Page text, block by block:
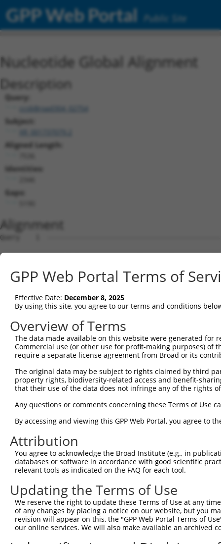
GPP Web Portal Public Site
Nucleotide Global Alignment
Description
Query:
ccsbBroad304_02754
Subject:
Aligned Length:
Identities:
Gaps:
Alignment
Query    1  --------------------------------------------------------------------------  0
                                                                                      
Sbjct    1  GTTTCTATAGCAACCACCCCAGGTCCACGCCTAGACGGCGAGTGGCAAGGGTCAAAATAGATTCGCCCAGTAGA  74

Query    1  --------------------------------------------------------------------------  0
                                                                                      
Sbjct   75  CGCCCTCGACCTGTTCGGTCCTCGCCTTCAGTGCGATAGACCTTTAAGCGTCACGTGACTCCCCTCGGGCTTGT  148

Query    1  --------------------------------------------------------------------------  0
                                                                                      
Sbjct  149  CCCCTCCTCTTTCCCCTCCCCAGGCCCAGGCGAGCGCTGGTGTGGACGGGAAGCTCCCGGCCCGGCGAACTAAC  222

Query    1  -------------------------------------------------------------ATGGAAGTGAGAA  13
                                                                         |||||||||||||
Sbjct  223  TGGAGCACGGAGCTGCAGCCGGTTGGGCCGGTGTACTTTCCCGCTCTGGAAAGGAAGAGAAATGGAAGTGAGAA  296

Query   14  AGTTGAGCATTTCCTGGCAGTTCTTGATAGTTCTGGTTCTGATCCTGCAAATTCTGTCTGCGTTGGATTTTGAC  87
            ||||||||||||||||||||||||||||||||||||||||||||||||||||||||||||||||||||||||||
Sbjct  297  AGTTGAGCATTTCCTGGCAGTTCTTGATAGTTCTGGTTCTGATCCTGCAAATTCTGTCTGCGTTGGATTTTGAC  370

Query   88  CCATACAGAGTCCTAGGGGTCAGCCGAACAGCCAGTCAGGCTGATATTAAAAAGGCTTATAAGAAGCTCGCCCG  161
            ||||||||||||||||||||||||||||||||||||||||||||||||||||||||||||||||||||||||||
Sbjct  371  CCATACAGAGTCCTAGGGGTCAGCCGAACAGCCAGTCAGGCTGATATTAAAAAGGCTTATAAGAAGCTCGCCCG  444

Query  162  GGAATGGCATCCTGACAAAAACAAAGATCCTGGAGCAGAAGACAAGTTCATTCAAATCAGTAAGGCTTACGAGA  235
            ||||||||||||||||||||||||||||||||||||||||||||||||||||||||||||||||||||||||||
Sbjct  445  GGAATGGCATCCTGACAAAAACAAAGATCCTGGAGCAGAAGACAAGTTCATTCAAATCAGTAAGGCTTACGAGA  518

Query  236  TTCTTTCAAATGAAGAAAAGAGATCAAATTATGATCAATATGGAGACGCTGGAGAGAACCAGGGCTACCAGAAG  309
            ||||||||||||||||||||||||||||||||||||||||||||||||||||||||||||||||||||||||||
Sbjct  519  TTCTTTCAAATGAAGAAAAGAGATCAAATTATGATCAATATGGAGACGCTGGAGAGAACCAGGGCTACCAGAAG  592

Query  310  CAGCAACAGCAGCGAGAGTATCGCTTCCGCCATTTCCATGAAAATTTTTATTTTGATGAATCCTTTTTTCACTT  383
            ||||||||||||||||||||||||||||||||||||||||||||||||||||||||||||||||||||||||||
Sbjct  593  CAGCAACAGCAGCGAGAGTATCGCTTCCGCCATTTCCATGAAAATTTTTATTTTGATGAATCCTTTTTTCACTT  666

Query  384  CCCTTTTAATTCTGAACGGCGGGACTCAATTGACGAAAAGTATTTATTGCACTTTTCACATTATGTGAATGAAG  457
            ||||||||||||||||||||||||||||||||||||||||||||||||||||||||||||||||||||||||||
Sbjct  667  CCCTTTTAATTCTGAACGGCGGGACTCAATTGACGAAAAGTATTTATTGCACTTTTCACATTATGTGAATGAAG  740

Query  458  TGGTTCCAGATAGCTTCAAGAAACCCTACCTCATCAAGATCACCTCCGATTGGTGCTTTAGCTGCATTCATATC  531
            ||||||||||||||||||||||||||||||||||||||||||||||||||||||||||||||||||||||||||
Sbjct  741  TGGTTCCAGATAGCTTCAAGAAACCCTACCTCATCAAGATCACCTCCGATTGGTGCTTTAGCTGCATTCATATC  814

Query  532  GAGCCTGTGTGGAAAGAAGTCATTCAAGAACTGGAAGAATTGGGTGTAGGAATTGGCGTGGTCCATGCTGGGTA  605
            ||||||||||||||||||||||||||||||||||||||||||||||||||||||||||||||||||||||||||
Sbjct  815  GAGCCTGTGTGGAAAGAAGTCATTCAAGAACTGGAAGAATTGGGTGTAGGAATTGGCGTGGTCCATGCTGGGTA  888

Query  606  TGAGAGACGCCTGGCCCATCACCTAGGGGCACACAGCACGCCCTCTATCCTAGGAATCATTAACGGGAAAATCT  679
            ||||||||||||||||||||||||||||||||||||||||||||||||||||||||||||||||||||||||||
Sbjct  889  TGAGAGACGCCTGGCCCATCACCTAGGGGCACACAGCACGCCCTCTATCCTAGGAATCATTAACGGGAAAATCT  962

Query  680  CCTTCTTCCACAATGCAGTTGTCCGTGAAAATCTGCGACAATTTGTAGAAAGTCTTCTTCCAGGGAACTTGGTG  753
            ||||||||||||||||||||||||||||||||||||||||||||||||||||||||||||||||||||||||||
Sbjct  963  CCTTCTTCCACAATGCAGTTGTCCGTGAAAATCTGCGACAATTTGTAGAAAGTCTTCTTCCAGGGAACTTGGTG  1036

Query  754  GAGAAAGTTACAAATAAAAATTACGTCAGATTCCTCTCTGGCTGGCAGCAAGAGAATAAGCCTCATGTCCTTCT  827
            ||||||||||||||||||||||||||||||||||||||||||||||||||||||||||||||||||||||||||
Sbjct 1037  GAGAAAGTTACAAATAAAAATTACGTCAGATTCCTCTCTGGCTGGCAGCAAGAGAATAAGCCTCATGTCCTTCT  1110

Query  828  GTTTGACCAAACGCCCATTGTGCCACTGTTATACAAGTTGACTGCCTTTGCATACAAAGATTATTTATCATTTG  901
            ||||||||||||||||||||||||||||||||||||||||||||||||||||||||||||||||||||||||||
Sbjct 1111  GTTTGACCAAACGCCCATTGTGCCACTGTTATACAAGTTGACTGCCTTTGCATACAAAGATTATTTATCATTTG  1184

Query  902  GATATGTATATGTGGGTTTGAGAGGGACGGAAGAGATGACAAGGCGGTACAACATCAATATCTACGCCCCTACC  975
            ||||||||||||||||||||||||||||||||||||||||||||||||||||||||||||||||||||||||||
Sbjct 1185  GATATGTATATGTGGGTTTGAGAGGGACGGAAGAGATGACAAGGCGGTACAACATCAATATCTACGCCCCTACC  1258

Query  976  CTCTTGGTCTTTAAAGAACATATAAACAGGCCTGCCGATGTTATCCAGGCCCGAGGTATGAAGAAGCAAATCAT  1049
            ||||||||||||||||||||||||||||||||||||||||||||||||||||||||||||||||||||||||||
Sbjct 1259  CTCTTGGTCTTTAAAGAACATATAAACAGGCCTGCCGATGTTATCCAGGCCCGAGGTATGAAGAAGCAAATCAT  1332

Query 1050  TGACGACTTCATCACCCGAAACAAATATCTATTGGCAGCCAGGCTCACCAGCCAGAAGTTGTTCCATGAACTCT  1123
            ||||||||||||||||||||||||||||||||||||||||||||||||||||||||||||||||||||||||||
Sbjct 1333  TGACGACTTCATCACCCGAAACAAATATCTATTGGCAGCCAGGCTCACCAGCCAGAAGTTGTTCCATGAACTCT  1406

Query 1124  GCCCTGTGAAACGGTCGCATCGACAGAGGAAGTACTGTGTGGTTTTATTGACTGCTGAGACTACCAAGTTGAGC  1197
            ||||||||||||||||||||||||||||||||||||||||||||||||||||||||||||||||||||||||||
Sbjct 1407  GCCCTGTGAAACGGTCGCATCGACAGAGGAAGTACTGTGTGGTTTTATTGACTGCTGAGACTACCAAGTTGAGC  1480

Query 1198  AAACCCTTTGAGGCTTTCCTGTCCTTTGCCCTGGCAAACACTCAAGACACAGTGAGATTTGTGCATGTCTACAG  1271
            ||||||||||||||||||||||||||||||||||||||||||||||||||||||||||||||||||||||||||
Sbjct 1481  AAACCCTTTGAGGCTTTCCTGTCCTTTGCCCTGGCAAACACTCAAGACACAGTGAGATTTGTGCATGTCTACAG  1554

Query 1272  CAATCGGCAGCAGGAGTTTGCCGACACCTTACTACCAGACAGTGAGGCGTTTCAAGGGAAATCAGCGGTGTCTA  1345
GPP Web Portal Terms of
Effective Date: December 8, 2025
By using this site, you agree to our terms and conditions
Overview of Terms
The data made available on this website were generated
Commercial use (or other use for profit-making purposes) of
require a separate license agreement from Broad or its
The original data may be subject to rights claimed by third
property rights, biodiversity-related access and benefit-
that their use of the data does not infringe any of the rights
Any questions or comments concerning these Terms of Use
By accessing and viewing this GPP Web Portal, you agree to
Attribution
You agree to acknowledge the Broad Institute (e.g., in
databases or software in accordance with good scientific
relevant tools as indicated on the FAQ for each tool.
Updating the Terms of Use
We reserve the right to update these Terms of Use at any
of any changes by placing a notice on our website, but you
revision will appear on this, the "GPP Web Portal Terms of
our online services. We will also make available an archived